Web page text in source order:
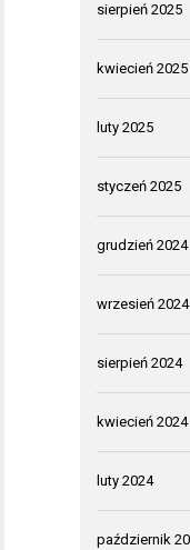
sierpień 2025
kwiecień 2025
luty 2025
styczeń 2025
grudzień 2024
wrzesień 2024
sierpień 2024
kwiecień 2024
luty 2024
październik